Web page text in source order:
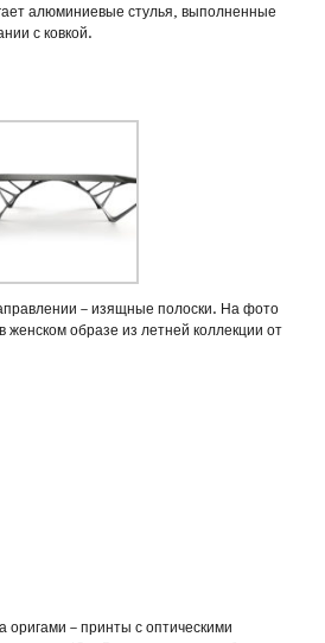
алюминиевые стулья, выполненные
с ковкой.
– изящные полоски. На фото
женском образе из летней коллекции от
оригами – принты с оптическими